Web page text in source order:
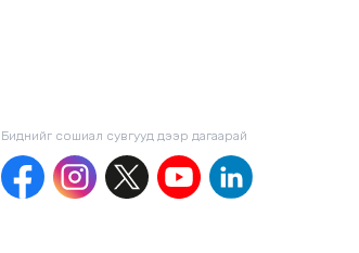
Биднийг сошиал сувгууд дээр дагаaрай